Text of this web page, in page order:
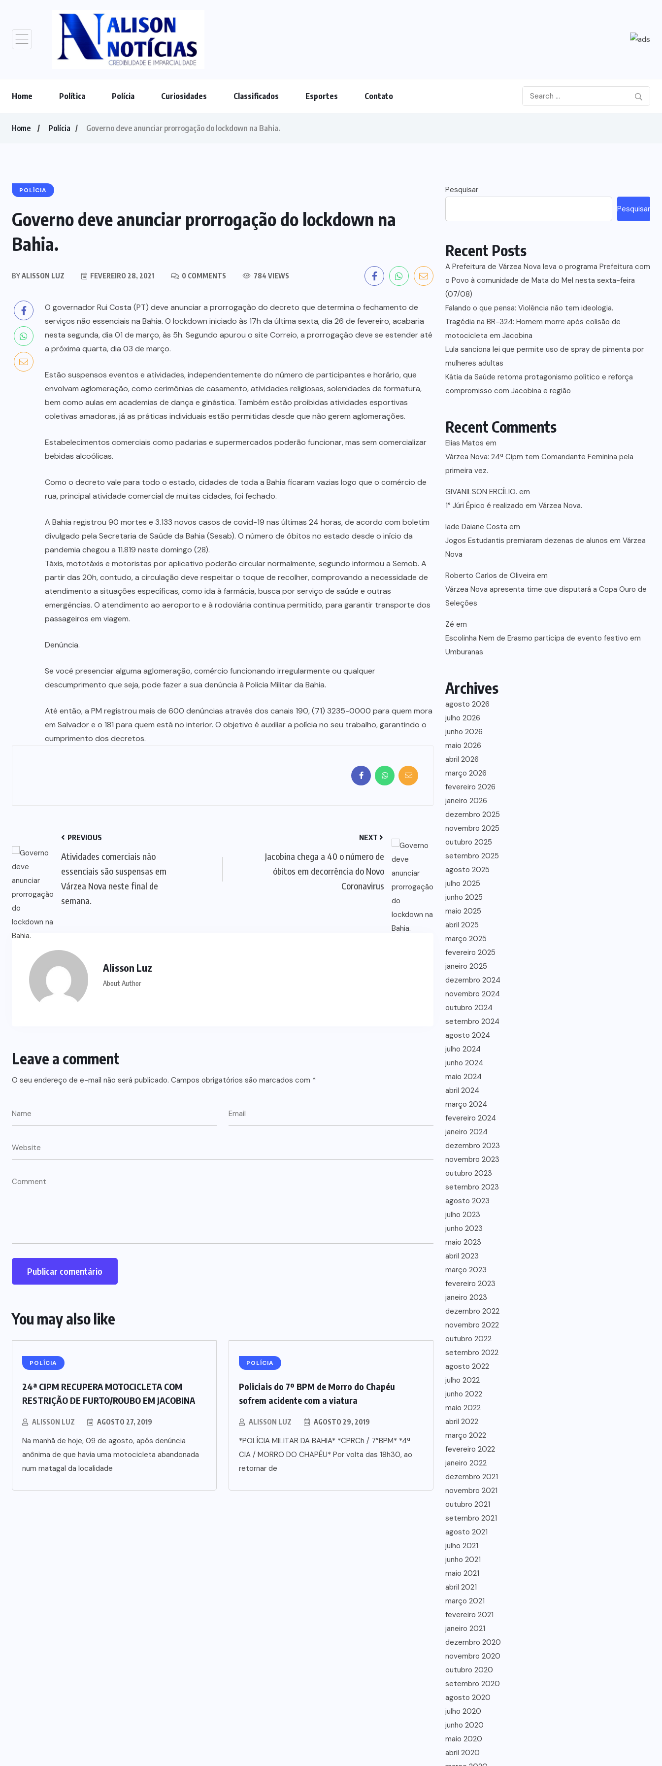
Home Política Polícia Curiosidades Classificados Esportes Contato
Home Polícia Governo deve anunciar prorrogação do lockdown na Bahia.
POLÍCIA
Governo deve anunciar prorrogação do lockdown na
Bahia.
BYALISSON LUZ FEVEREIRO 28, 2021 0 COMMENTS 784 VIEWS
O governador Rui Costa (PT) deve anunciar a prorrogação do decreto que determina o fechamento de
serviços não essenciais na Bahia. O lockdown iniciado às 17h da última sexta, dia 26 de fevereiro, acabaria
nesta segunda, dia 01 de março, às 5h. Segundo apurou o site Correio, a prorrogação deve se estender até
a próxima quarta, dia 03 de março.
Estão suspensos eventos e atividades, independentemente do número de participantes e horário, que
envolvam aglomeração, como cerimônias de casamento, atividades religiosas, solenidades de formatura,
bem como aulas em academias de dança e ginástica. Também estão proibidas atividades esportivas
coletivas amadoras, já as práticas individuais estão permitidas desde que não gerem aglomerações.
Estabelecimentos comerciais como padarias e supermercados poderão funcionar, mas sem comercializar
bebidas alcoólicas.
Como o decreto vale para todo o estado, cidades de toda a Bahia ficaram vazias logo que o comércio de
rua, principal atividade comercial de muitas cidades, foi fechado.
A Bahia registrou 90 mortes e 3.133 novos casos de covid-19 nas últimas 24 horas, de acordo com boletim
divulgado pela Secretaria de Saúde da Bahia (Sesab). O número de óbitos no estado desde o início da
pandemia chegou a 11.819 neste domingo (28).
Táxis, mototáxis e motoristas por aplicativo poderão circular normalmente, segundo informou a Semob. A
partir das 20h, contudo, a circulação deve respeitar o toque de recolher, comprovando a necessidade de
atendimento a situações específicas, como ida à farmácia, busca por serviço de saúde e outras
emergências. O atendimento ao aeroporto e à rodoviária continua permitido, para garantir transporte dos
passageiros em viagem.
Denúncia.
Se você presenciar alguma aglomeração, comércio funcionando irregularmente ou qualquer
descumprimento que seja, pode fazer a sua denúncia à Policia Militar da Bahia.
Até então, a PM registrou mais de 600 denúncias através dos canais 190, (71) 3235-0000 para quem mora
em Salvador e o 181 para quem está no interior. O objetivo é auxiliar a polícia no seu trabalho, garantindo o
cumprimento dos decretos.
PREVIOUS
Atividades comerciais não
essenciais são suspensas em
Várzea Nova neste final de
semana.
NEXT
Jacobina chega a 40 o número de
óbitos em decorrência do Novo
Coronavirus
Alisson Luz
About Author
Leave a comment
O seu endereço de e-mail não será publicado. Campos obrigatórios são marcados com *
You may also like
POLÍCIA
24ª CIPM RECUPERA MOTOCICLETA COM
RESTRIÇÃO DE FURTO/ROUBO EM JACOBINA
ALISSON LUZ AGOSTO 27, 2019
Na manhã de hoje, 09 de agosto, após denúncia
anônima de que havia uma motocicleta abandonada
num matagal da localidade
POLÍCIA
Policiais do 7º BPM de Morro do Chapéu
sofrem acidente com a viatura
ALISSON LUZ AGOSTO 29, 2019
*POLÍCIA MILITAR DA BAHIA* *CPRCh / 7°BPM* *4ª
CIA / MORRO DO CHAPÉU* Por volta das 18h30, ao
retornar de
Pesquisar
Pesquisar
Recent Posts
A Prefeitura de Várzea Nova leva o programa Prefeitura com
o Povo à comunidade de Mata do Mel nesta sexta-feira
(07/08)
Falando o que pensa: Violência não tem ideologia.
Tragédia na BR-324: Homem morre após colisão de
motocicleta em Jacobina
Lula sanciona lei que permite uso de spray de pimenta por
mulheres adultas
Kátia da Saúde retoma protagonismo político e reforça
compromisso com Jacobina e região
Recent Comments
Elias Matos em
Várzea Nova: 24ª Cipm tem Comandante Feminina pela
primeira vez.
GIVANILSON ERCÍLIO. em
1° Júri Épico é realizado em Várzea Nova.
lade Daiane Costa em
Jogos Estudantis premiaram dezenas de alunos em Várzea
Nova
Roberto Carlos de Oliveira em
Várzea Nova apresenta time que disputará a Copa Ouro de
Seleções
Zé em
Escolinha Nem de Erasmo participa de evento festivo em
Umburanas
Archives
agosto 2026
julho 2026
junho 2026
maio 2026
abril 2026
março 2026
fevereiro 2026
janeiro 2026
dezembro 2025
novembro 2025
outubro 2025
setembro 2025
agosto 2025
julho 2025
junho 2025
maio 2025
abril 2025
março 2025
fevereiro 2025
janeiro 2025
dezembro 2024
novembro 2024
outubro 2024
setembro 2024
agosto 2024
julho 2024
junho 2024
maio 2024
abril 2024
março 2024
fevereiro 2024
janeiro 2024
dezembro 2023
novembro 2023
outubro 2023
setembro 2023
agosto 2023
julho 2023
junho 2023
maio 2023
abril 2023
março 2023
fevereiro 2023
janeiro 2023
dezembro 2022
novembro 2022
outubro 2022
setembro 2022
agosto 2022
julho 2022
junho 2022
maio 2022
abril 2022
março 2022
fevereiro 2022
janeiro 2022
dezembro 2021
novembro 2021
outubro 2021
setembro 2021
agosto 2021
julho 2021
junho 2021
maio 2021
abril 2021
março 2021
fevereiro 2021
janeiro 2021
dezembro 2020
novembro 2020
outubro 2020
setembro 2020
agosto 2020
julho 2020
junho 2020
maio 2020
abril 2020